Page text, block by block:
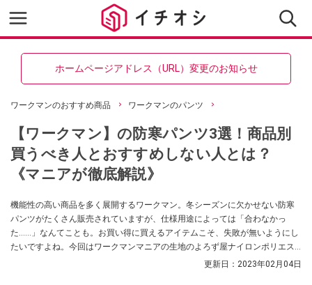
ホームページアドレス（URL）変更のお知らせ
ワークマンのおすすめ商品 ワークマンのパンツ
【ワークマン】の防寒パンツ3選！商品別
買うべき人とおすすめしない人とは？
《マニアが徹底解説》
機能性の高い商品を多く展開するワークマン。冬シーズンに欠かせない防寒
パンツがたくさん販売されていますが、仕様用途によっては「合わなかっ
た……」なんてことも。お買い得に買えるアイテムこそ、失敗が無いようにし
たいですよね。今回はワークマンマニアの生地のよろず屋ナイロンポリエス
テルさんが「買うべき人はどんな人？」という視点で3点のアイテムを紹介し
更新日： 2023年02月04日